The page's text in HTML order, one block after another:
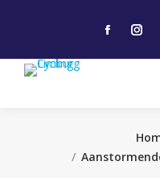
window